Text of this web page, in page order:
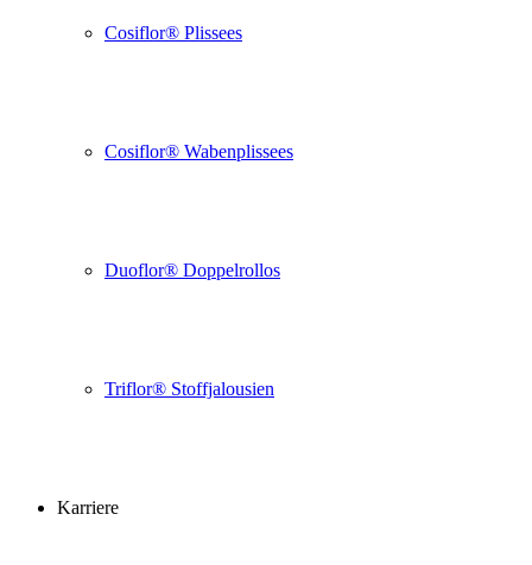
Cosiflor® Plissees
Cosiflor® Wabenplissees
Duoflor® Doppelrollos
Triflor® Stoffjalousien
Karriere